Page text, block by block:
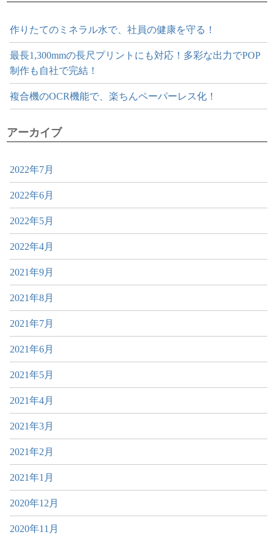
作りたてのミネラル水で、社員の健康を守る！
最長1,300mmの長尺プリントにも対応！多彩な出力でPOP
制作も自社で完結！
複合機のOCR機能で、楽ちんペーパーレス化！
アーカイブ
2022年7月
2022年6月
2022年5月
2022年4月
2021年9月
2021年8月
2021年7月
2021年6月
2021年5月
2021年4月
2021年3月
2021年2月
2021年1月
2020年12月
2020年11月